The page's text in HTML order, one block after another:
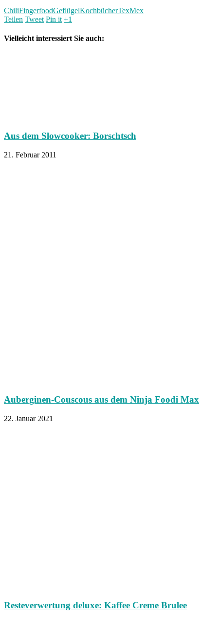
ChiliFingerfoodGeflügelKochbücherTexMex
Teilen Tweet Pin it +1
Vielleicht interessiert Sie auch:
Aus dem Slowcooker: Borschtsch
21. Februar 2011
Auberginen-Couscous aus dem Ninja Foodi Max
22. Januar 2021
Resteverwertung deluxe: Kaffee Creme Brulee